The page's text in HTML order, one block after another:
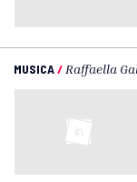
MUSICA/ Raffaella